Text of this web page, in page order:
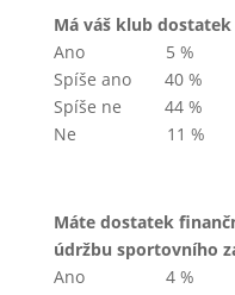
Má váš klub
Ano 5 %
Spíše ano 40 %
Spíše ne 44 %
Ne 11 %
Máte dostatek
údržbu sportovního
Ano 4 %